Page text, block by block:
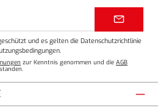
und es gelten die Datenschutzrichtlinie
.
zur Kenntnis genommen und dieAGB